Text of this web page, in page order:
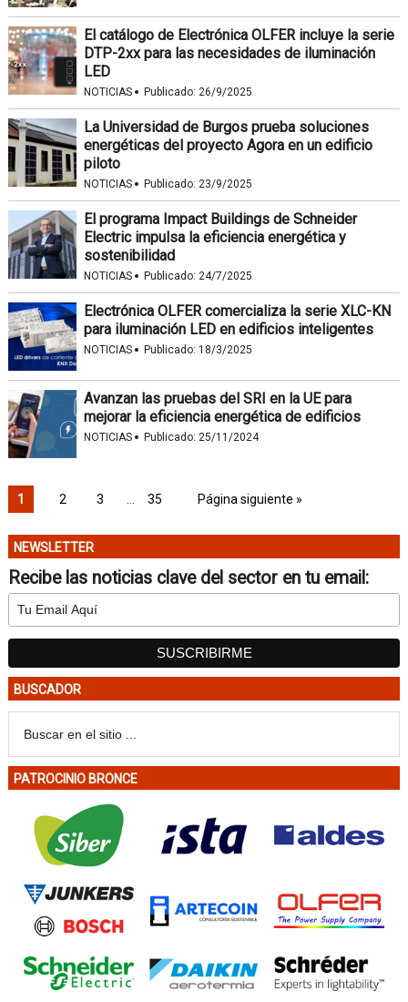
El catálogo de Electrónica OLFER incluye la serie
DTP-2xx para las necesidades de iluminación
LED
NOTICIAS · Publicado: 26/9/2025
La Universidad de Burgos prueba soluciones
energéticas del proyecto Agora en un edificio
piloto
NOTICIAS · Publicado: 23/9/2025
El programa Impact Buildings de Schneider
Electric impulsa la eficiencia energética y
sostenibilidad
NOTICIAS · Publicado: 24/7/2025
Electrónica OLFER comercializa la serie XLC-KN
para iluminación LED en edificios inteligentes
NOTICIAS · Publicado: 18/3/2025
Avanzan las pruebas del SRI en la UE para
mejorar la eficiencia energética de edificios
NOTICIAS · Publicado: 25/11/2024
1 2 3 35 Página siguiente »
NEWSLETTER
Recibe las noticias clave del sector en tu email:
BUSCADOR
PATROCINIO BRONCE